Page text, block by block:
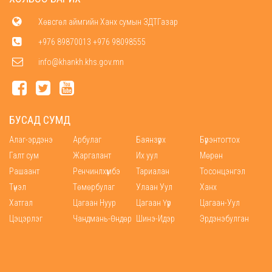
Хөвсгөл аймгийн Ханх сумын ЗДТГазар
+976 89870013 +976 98098555
info@khankh.khs.gov.mn
БУСАД СУМД
Алаг-эрдэнэ Арбулаг Баянзүрх
Бүрэнтогтох
Галт сум
Жаргалант Их уул
Мөрөн
Рашаант
Ренчинлхүмбэ Тариалан
Тосонцэнгэл
Түнэл
Төмөрбулаг Улаан Уул
Ханх
Хатгал
Цагаан Нуур Цагаан Үүр
Цагаан-Уул
Цэцэрлэг
Чандмань-Өндөр Шинэ-Идэр Эрдэнэбулган